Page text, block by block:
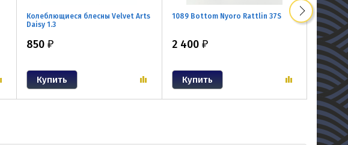
Колеблющиеся блесны Velvet Arts
Daisy 1.3
850₽
1089 Bottom Nyoro Rattlin 37S
2 400 ₽
VELVET
1 300